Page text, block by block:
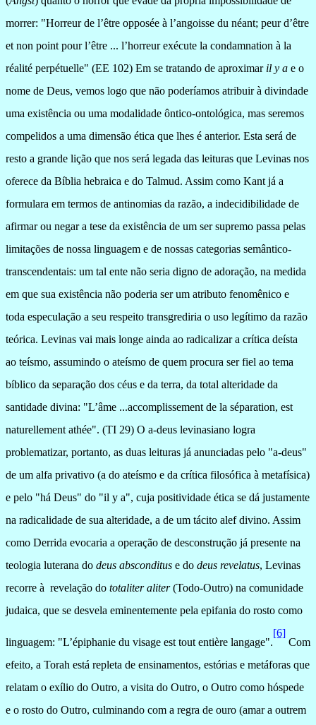
morrer: "Horreur de l’être opposée à l’angoisse du néant; peur d’être
et non point pour l’être ... l’horreur exécute la condamnation à la
réalité perpétuelle" (EE 102) Em se tratando de aproximar il y a e o
nome de Deus, vemos logo que não poderíamos atribuir à divindade
uma existência ou uma modalidade ôntico-ontológica, mas seremos
compelidos a uma dimensão ética que lhes é anterior. Esta será de
resto a grande lição que nos será legada das leituras que Levinas nos
oferece da Bíblia hebraica e do Talmud. Assim como Kant já a
formulara em termos de antinomias da razão, a indecidibilidade de
afirmar ou negar a tese da existência de um ser supremo passa pelas
limitações de nossa linguagem e de nossas categorias semântico-
transcendentais: um tal ente não seria digno de adoração, na medida
em que sua existência não poderia ser um atributo fenomênico e
toda especulação a seu respeito transgrediria o uso legítimo da razão
teórica. Levinas vai mais longe ainda ao radicalizar a crítica deísta
ao teísmo, assumindo o ateísmo de quem procura ser fiel ao tema
bíblico da separação dos céus e da terra, da total alteridade da
santidade divina: "L’âme ...accomplissement de la séparation, est
naturellement athée". (TI 29) O a-deus levinasiano logra
problematizar, portanto, as duas leituras já anunciadas pelo "a-deus"
de um alfa privativo (a do ateísmo e da crítica filosófica à metafísica)
e pelo "há Deus" do "il y a", cuja positividade ética se dá justamente
na radicalidade de sua alteridade, a de um tácito alef divino. Assim
como Derrida evocaria a operação de desconstrução já presente na
teologia luterana do deus absconditus e do deus revelatus, Levinas
recorre à revelação do totaliter aliter(Todo-Outro) na comunidade
judaica, que se desvela eminentemente pela epifania do rosto como
linguagem: "L’épiphanie du visage est tout entière langage".
[6]
Com
efeito, a Torah está repleta de ensinamentos, estórias e metáforas que
relatam o exílio do Outro, a visita do Outro, o Outro como hóspede
e o rosto do Outro, culminando com a regra de ouro (amar a outrem